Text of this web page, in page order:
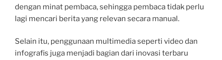
dengan minat pembaca, sehingga pembaca tidak perlu
lagi mencari berita yang relevan secara manual.
Selain itu, penggunaan multimedia seperti video dan
infografis juga menjadi bagian dari inovasi terbaru